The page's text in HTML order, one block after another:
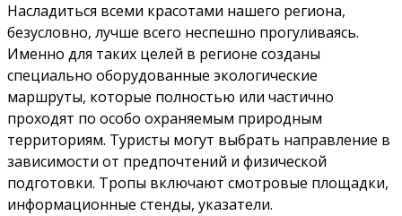
Насладиться всеми красотами нашего региона,
безусловно, лучше всего неспешно прогуливаясь.
Именно для таких целей в регионе созданы
специально оборудованные экологические
маршруты, которые полностью или частично
проходят по особо охраняемым природным
территориям. Туристы могут выбрать направление в
зависимости от предпочтений и физической
подготовки. Тропы включают смотровые площадки,
информационные стенды, указатели.